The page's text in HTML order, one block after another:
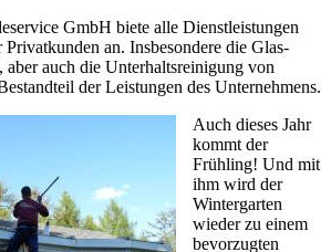
GmbH biete alle Dienstleistungen
an. Insbesondere die Glas-
aber auch die Unterhaltsreinigung von
der Leistungen des Unternehmens.
Auch dieses Jahr
kommt der
Frühling! Und mit
ihm wird der
Wintergarten
wieder zu einem
bevorzugten